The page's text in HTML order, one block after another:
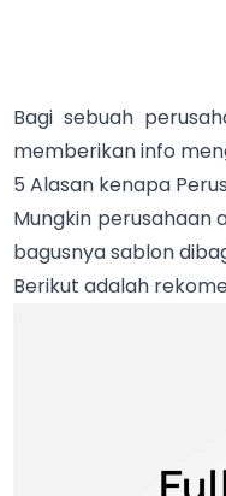
Bagi sebuah
memberikan info
5 Alasan kenapa
Mungkin
bagusnya sablon
Berikut adalah